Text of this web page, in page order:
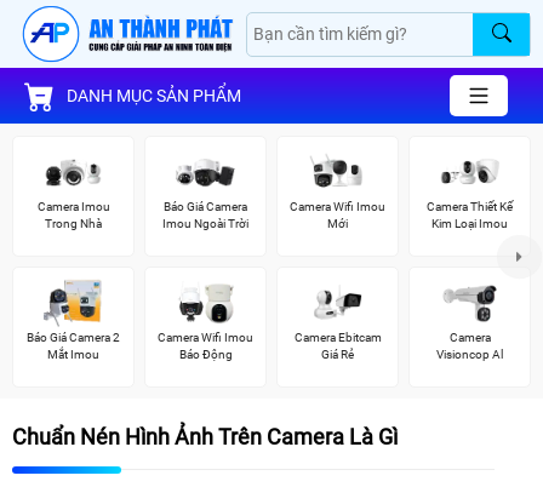
DANH MỤC SẢN PHẨM
Camera Imou
Trong Nhà
Báo Giá Camera
Imou Ngoài Trời
Camera Wifi Imou
Mới
Camera Thiết Kế
Kim Loại Imou
Báo Giá Camera 2
Mắt Imou
Camera Wifi Imou
Báo Động
Camera Ebitcam
Giá Rẻ
Camera
Visioncop Al
Chuẩn Nén Hình Ảnh Trên Camera Là Gì